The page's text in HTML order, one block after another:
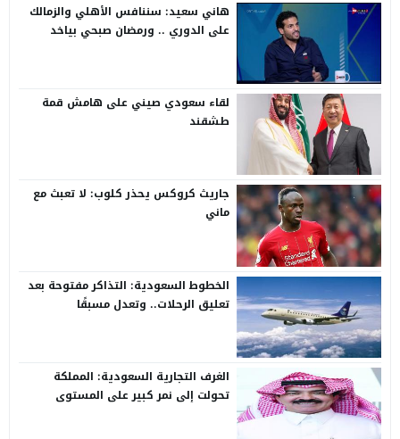
هاني سعيد: سننافس الأهلي والزمالك
على الدوري .. ورمضان صبحي بياخد
لقاء سعودي صيني على هامش قمة
طشقند
جاريث كروكس يحذر كلوب: لا تعبث مع
ماني
الخطوط السعودية: التذاكر مفتوحة بعد
تعليق الرحلات.. وتعدل مسبقًا
الغرف التجارية السعودية: المملكة
تحولت إلى نمر كبير على المستوى